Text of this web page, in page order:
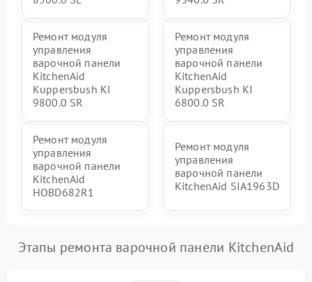
Ремонт модуля
управления
варочной панели
KitchenAid
Kuppersbush KI
9800.0 SR
Ремонт модуля
управления
варочной панели
KitchenAid
Kuppersbush KI
6800.0 SR
Ремонт модуля
управления
варочной панели
KitchenAid
HOBD682R1
Ремонт модуля
управления
варочной панели
KitchenAid SIA1963D
Этапы ремонта варочной панели KitchenAid